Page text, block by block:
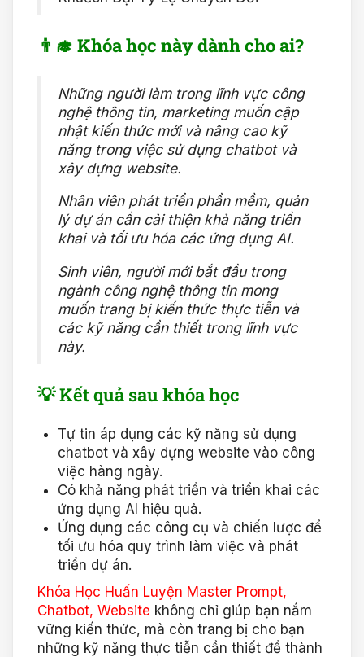
👨‍🎓 Khóa học này dành cho ai?
Những người làm trong lĩnh vực công
nghệ thông tin, marketing muốn cập
nhật kiến thức mới và nâng cao kỹ
năng trong việc sử dụng chatbot và
xây dựng website.
Nhân viên phát triển phần mềm, quản
lý dự án cần cải thiện khả năng triển
khai và tối ưu hóa các ứng dụng AI.
Sinh viên, người mới bắt đầu trong
ngành công nghệ thông tin mong
muốn trang bị kiến thức thực tiễn và
các kỹ năng cần thiết trong lĩnh vực
này.
💡 Kết quả sau khóa học
Tự tin áp dụng các kỹ năng sử dụng
chatbot và xây dựng website vào công
việc hàng ngày.
Có khả năng phát triển và triển khai các
ứng dụng AI hiệu quả.
Ứng dụng các công cụ và chiến lược để
tối ưu hóa quy trình làm việc và phát
triển dự án.
Khóa Học Huấn Luyện Master Prompt,
Chatbot, Website không chỉ giúp bạn nắm
vững kiến thức, mà còn trang bị cho bạn
những kỹ năng thực tiễn cần thiết để thành